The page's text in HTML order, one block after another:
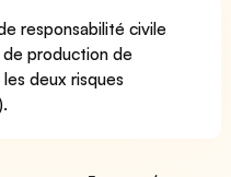
responsabilité civile
production de
deux risques